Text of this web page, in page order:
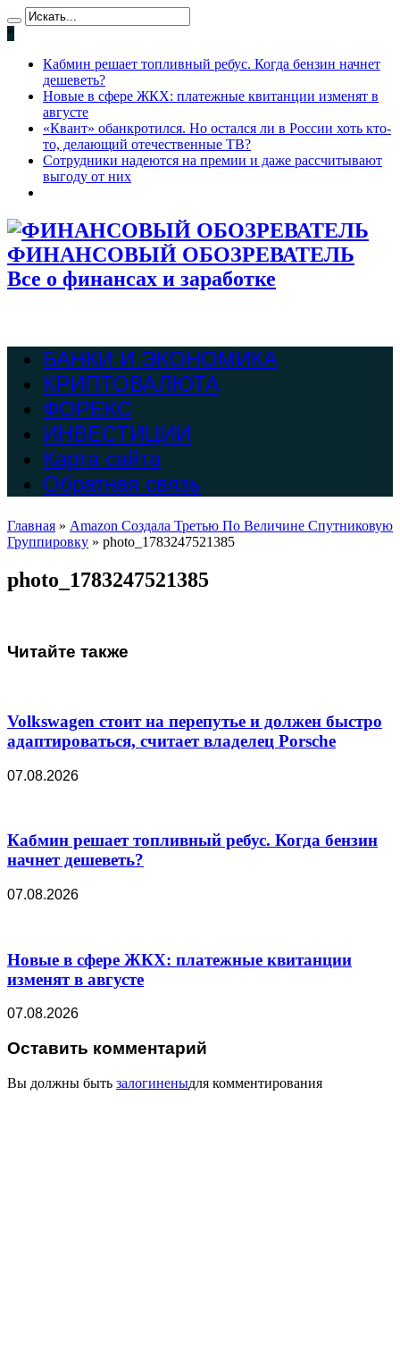
*
Кабмин решает топливный ребус. Когда бензин начнет
дешеветь?
Новые в сфере ЖКХ: платежные квитанции изменят в
августе
«Квант» обанкротился. Но остался ли в России хоть кто-
то, делающий отечественные ТВ?
Сотрудники надеются на премии и даже рассчитывают
выгоду от них
ФИНАНСОВЫЙ ОБОЗРЕВАТЕЛЬ
Все о финансах и заработке
БАНКИ И ЭКОНОМИКА
КРИПТОВАЛЮТА
ФОРЕКС
ИНВЕСТИЦИИ
Карта сайта
Обратная связь
Главная » Amazon Создала Третью По Величине Спутниковую
Группировку » photo_1783247521385
photo_1783247521385
Читайте также
Volkswagen стоит на перепутье и должен быстро
адаптироваться, считает владелец Porsche
07.08.2026
Кабмин решает топливный ребус. Когда бензин
начнет дешеветь?
07.08.2026
Новые в сфере ЖКХ: платежные квитанции
изменят в августе
07.08.2026
Оставить комментарий
Вы должны быть залогиненыдля комментирования